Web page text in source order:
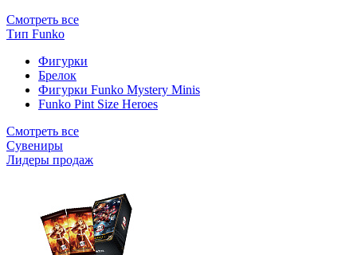
Смотреть все
Тип Funko
Фигурки
Брелок
Фигурки Funko Mystery Minis
Funko Pint Size Heroes
Смотреть все
Сувениры
Лидеры продаж